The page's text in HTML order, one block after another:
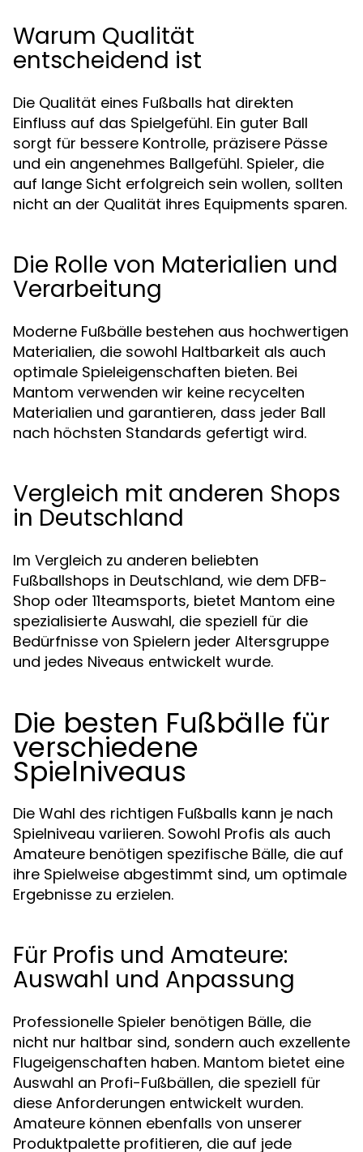
Warum Qualität
entscheidend ist
Die Qualität eines Fußballs hat direkten
Einfluss auf das Spielgefühl. Ein guter Ball
sorgt für bessere Kontrolle, präzisere Pässe
und ein angenehmes Ballgefühl. Spieler, die
auf lange Sicht erfolgreich sein wollen, sollten
nicht an der Qualität ihres Equipments sparen.
Die Rolle von Materialien und
Verarbeitung
Moderne Fußbälle bestehen aus hochwertigen
Materialien, die sowohl Haltbarkeit als auch
optimale Spieleigenschaften bieten. Bei
Mantom verwenden wir keine recycelten
Materialien und garantieren, dass jeder Ball
nach höchsten Standards gefertigt wird.
Vergleich mit anderen Shops
in Deutschland
Im Vergleich zu anderen beliebten
Fußballshops in Deutschland, wie dem DFB-
Shop oder 11teamsports, bietet Mantom eine
spezialisierte Auswahl, die speziell für die
Bedürfnisse von Spielern jeder Altersgruppe
und jedes Niveaus entwickelt wurde.
Die besten Fußbälle für
verschiedene
Spielniveaus
Die Wahl des richtigen Fußballs kann je nach
Spielniveau variieren. Sowohl Profis als auch
Amateure benötigen spezifische Bälle, die auf
ihre Spielweise abgestimmt sind, um optimale
Ergebnisse zu erzielen.
Für Profis und Amateure:
Auswahl und Anpassung
Professionelle Spieler benötigen Bälle, die
nicht nur haltbar sind, sondern auch exzellente
Flugeigenschaften haben. Mantom bietet eine
Auswahl an Profi-Fußbällen, die speziell für
diese Anforderungen entwickelt wurden.
Amateure können ebenfalls von unserer
Produktpalette profitieren, die auf jede